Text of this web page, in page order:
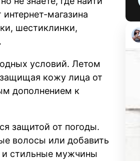
магазина
шестиклинки,
условий. Летом
кожу лица от
дополнением к
защитой от погоды.
волосы или добавить
и стильные мужчины